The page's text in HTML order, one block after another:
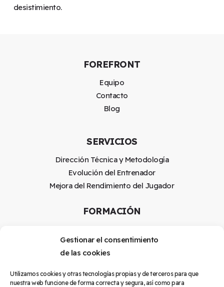
Gestionar el consentimiento
de las cookies
Utilizamos cookies y otras tecnologías propias y de terceros para que
nuestra web funcione de forma correcta y segura, así como para
desistimiento.
FOREFRONT
Equipo
Contacto
Blog
SERVICIOS
Dirección Técnica y Metodología
Evolución del Entrenador
Mejora del Rendimiento del Jugador
FORMACIÓN
Mentoring
LEGAL